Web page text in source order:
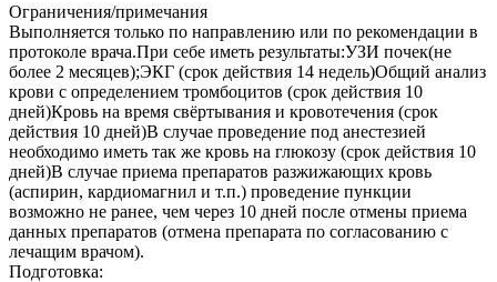
Ограничения/примечания
Выполняется только по направлению или по рекомендации в
протоколе врача.При себе иметь результаты:УЗИ почек(не
более 2 месяцев);ЭКГ (срок действия 14 недель)Общий анализ
крови с определением тромбоцитов (срок действия 10
дней)Кровь на время свёртывания и кровотечения (срок
действия 10 дней)В случае проведение под анестезией
необходимо иметь так же кровь на глюкозу (срок действия 10
дней)В случае приема препаратов разжижающих кровь
(аспирин, кардиомагнил и т.п.) проведение пункции
возможно не ранее, чем через 10 дней после отмены приема
данных препаратов (отмена препарата по согласованию с
лечащим врачом).
Подготовка: